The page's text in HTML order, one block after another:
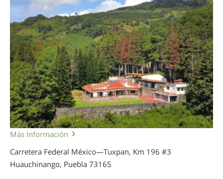
Más Información
Carretera Federal México—Tuxpan, Km 196 #3
Huauchinango, Puebla 73165